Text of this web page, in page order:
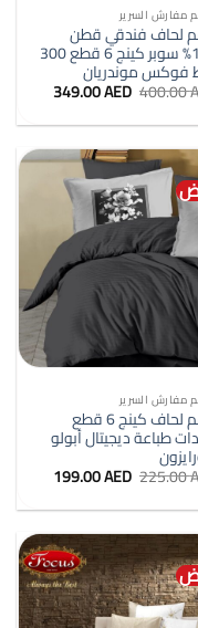
مفارش السرير
لحاف فندقي قطن
100% سوبر كينج 6 قطع 300
فوكس موندريان
400.00 السعر
الأصلي
هو:
400.00 AED.
349.00AED
هو:
349.00 AED.
مفارش السرير
طقم لحاف كينج 6 قطع
طباعة ديجيتال أبولو
225.00 السعر
الأصلي
هو:
225.00 AED.
199.00AED
هو:
199.00 AED.